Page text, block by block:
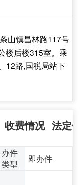
山镇昌林路117号
楼后楼315室。乘
12路,国税局站下
收费情况 法定
办件
类型
即办件